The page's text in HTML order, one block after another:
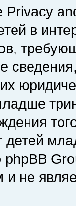
Privacy
в
детей
phpBB
не